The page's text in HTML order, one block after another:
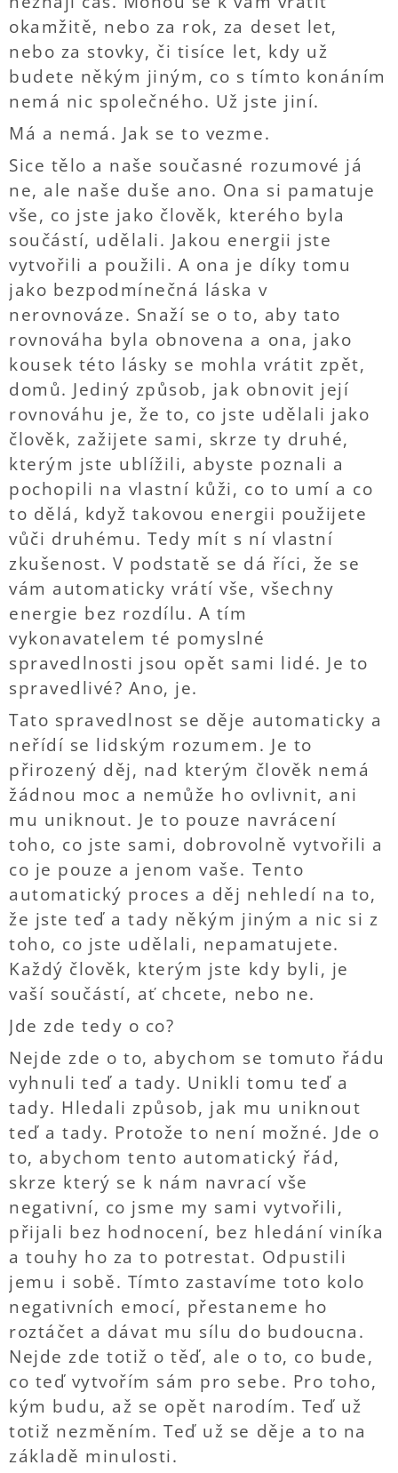
okamžitě, nebo za rok, za deset let,
nebo za stovky, či tisíce let, kdy už
budete někým jiným, co s tímto konáním
nemá nic společného. Už jste jiní.
Má a nemá. Jak se to vezme.
Sice tělo a naše současné rozumové já
ne, ale naše duše ano. Ona si pamatuje
vše, co jste jako člověk, kterého byla
součástí, udělali. Jakou energii jste
vytvořili a použili. A ona je díky tomu
jako bezpodmínečná láska v
nerovnováze. Snaží se o to, aby tato
rovnováha byla obnovena a ona, jako
kousek této lásky se mohla vrátit zpět,
domů. Jediný způsob, jak obnovit její
rovnováhu je, že to, co jste udělali jako
člověk, zažijete sami, skrze ty druhé,
kterým jste ublížili, abyste poznali a
pochopili na vlastní kůži, co to umí a co
to dělá, když takovou energii použijete
vůči druhému. Tedy mít s ní vlastní
zkušenost. V podstatě se dá říci, že se
vám automaticky vrátí vše, všechny
energie bez rozdílu. A tím
vykonavatelem té pomyslné
spravedlnosti jsou opět sami lidé. Je to
spravedlivé? Ano, je.
Tato spravedlnost se děje automaticky a
neřídí se lidským rozumem. Je to
přirozený děj, nad kterým člověk nemá
žádnou moc a nemůže ho ovlivnit, ani
mu uniknout. Je to pouze navrácení
toho, co jste sami, dobrovolně vytvořili a
co je pouze a jenom vaše. Tento
automatický proces a děj nehledí na to,
že jste teď a tady někým jiným a nic si z
toho, co jste udělali, nepamatujete.
Každý člověk, kterým jste kdy byli, je
vaší součástí, ať chcete, nebo ne.
Jde zde tedy o co?
Nejde zde o to, abychom se tomuto řádu
vyhnuli teď a tady. Unikli tomu teď a
tady. Hledali způsob, jak mu uniknout
teď a tady. Protože to není možné. Jde o
to, abychom tento automatický řád,
skrze který se k nám navrací vše
negativní, co jsme my sami vytvořili,
přijali bez hodnocení, bez hledání viníka
a touhy ho za to potrestat. Odpustili
jemu i sobě. Tímto zastavíme toto kolo
negativních emocí, přestaneme ho
roztáčet a dávat mu sílu do budoucna.
Nejde zde totiž o těď, ale o to, co bude,
co teď vytvořím sám pro sebe. Pro toho,
kým budu, až se opět narodím. Teď už
totiž nezměním. Teď už se děje a to na
základě minulosti.